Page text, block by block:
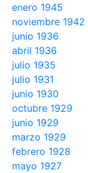
enero 1945
noviembre 1942
junio 1936
abril 1936
julio 1935
julio 1931
junio 1930
octubre 1929
junio 1929
marzo 1929
febrero 1928
mayo 1927